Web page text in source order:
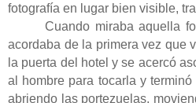
fotografía en lugar bien visible,
Cuando miraba aquella
acordaba de la primera vez que
la puerta del hotel y se acercó
al hombre para tocarla y
abriendo las portezuelas,